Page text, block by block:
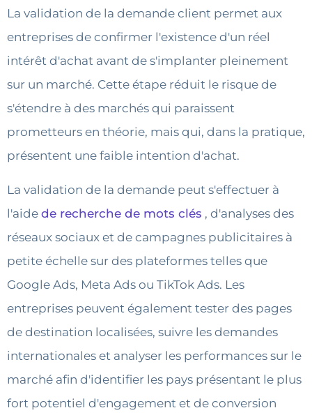
La validation de la demande client permet aux
entreprises de confirmer l'existence d'un réel
intérêt d'achat avant de s'implanter pleinement
sur un marché. Cette étape réduit le risque de
s'étendre à des marchés qui paraissent
prometteurs en théorie, mais qui, dans la pratique,
présentent une faible intention d'achat.
La validation de la demande peut s'effectuer à
l'aide de recherche de mots clés , d'analyses des
réseaux sociaux et de campagnes publicitaires à
petite échelle sur des plateformes telles que
Google Ads, Meta Ads ou TikTok Ads. Les
entreprises peuvent également tester des pages
de destination localisées, suivre les demandes
internationales et analyser les performances sur le
marché afin d'identifier les pays présentant le plus
fort potentiel d'engagement et de conversion